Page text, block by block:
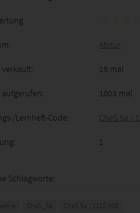
Abitur
verkauft: 19 mal
aufgerufen: 1803 mal
Lernheft-Code: CheS 5a /
1
Schlagworte:
CheS_5a CheS 5a / 1212 K08